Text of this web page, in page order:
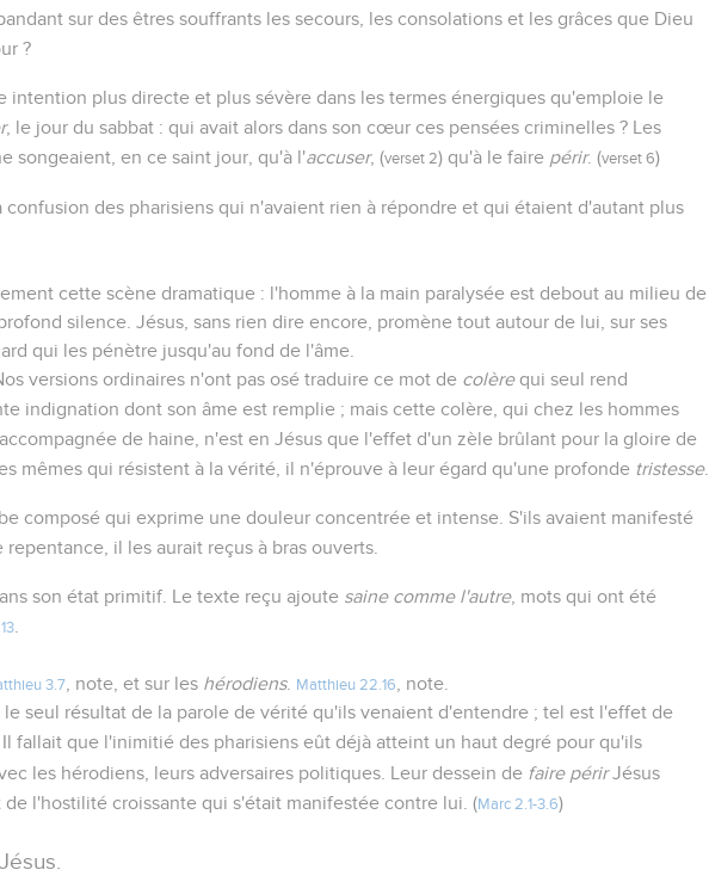
sur des êtres souffrants les secours, les consolations et les grâces que Dieu
?
intention plus directe et plus sévère dans les termes énergiques qu'emploie le
, le jour du sabbat : qui avait alors dans son cœur ces pensées criminelles ? Les
songeaient, en ce saint jour, qu'à l'accuser, (verset 2) qu'à le faire périr. (verset 6)
des pharisiens qui n'avaient rien à répondre et qui étaient d'autant plus
cette scène dramatique : l'homme à la main paralysée est debout au milieu de
silence. Jésus, sans rien dire encore, promène tout autour de lui, sur ses
qui les pénètre jusqu'au fond de l'âme.
versions ordinaires n'ont pas osé traduire ce mot de colèrequi seul rend
indignation dont son âme est remplie ; mais cette colère, qui chez les hommes
de haine, n'est en Jésus que l'effet d'un zèle brûlant pour la gloire de
mêmes qui résistent à la vérité, il n'éprouve à leur égard qu'une profonde tristesse.
composé qui exprime une douleur concentrée et intense. S'ils avaient manifesté
il les aurait reçus à bras ouverts.
son état primitif. Le texte reçu ajoute saine comme l'autre, mots qui ont été
3.7 , note, et sur les hérodiens. Matthieu 22.16
, note.
seul résultat de la parole de vérité qu'ils venaient d'entendre ; tel est l'effet de
Il fallait que l'inimitié des pharisiens eût déjà atteint un haut degré pour qu'ils
les hérodiens, leurs adversaires politiques. Leur dessein de faire périrJésus
l'hostilité croissante qui s'était manifestée contre lui. (Marc 2.1-3.6)